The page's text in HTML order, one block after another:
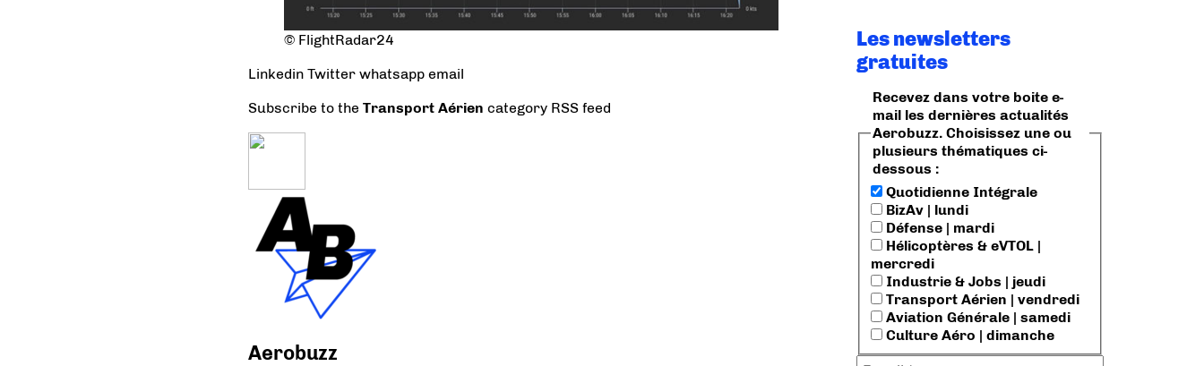
© FlightRadar24
Linkedin Twitter whatsapp email
Subscribe to the Transport Aérien category RSS feed
Aerobuzz
Les newsletters
gratuites
Recevez dans votre boite e-
mail les dernières actualités
Aerobuzz. Choisissez une ou
plusieurs thématiques ci-
dessous :
Quotidienne Intégrale
BizAv | lundi
Défense | mardi
Hélicoptères & eVTOL |
mercredi
Industrie & Jobs | jeudi
Transport Aérien | vendredi
Aviation Générale | samedi
Culture Aéro | dimanche